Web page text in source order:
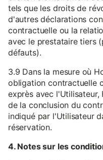
tels que les droits de
d'autres déclarations
contractuelle ou la
avec le prestataire tiers
défauts).
3.9 Dans la mesure où
obligation contractuelle
exprès avec l'Utilisateur,
de la conclusion du
indiqué par l'Utilisateur
réservation.
4. Notes sur les